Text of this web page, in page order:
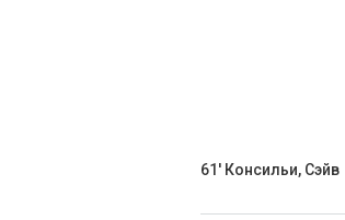
61' Консильи, Сэйв